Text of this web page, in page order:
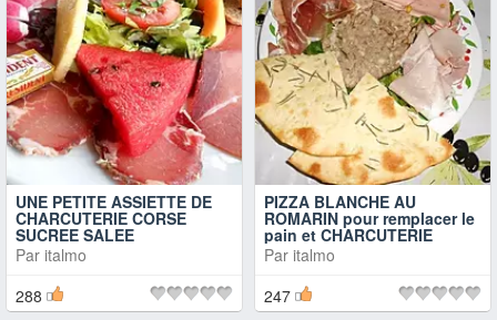
UNE PETITE ASSIETTE DE
CHARCUTERIE CORSE
SUCREE SALEE
Par italmo
288
PIZZA BLANCHE AU
ROMARIN pour remplacer le
pain et CHARCUTERIE
Par italmo
247